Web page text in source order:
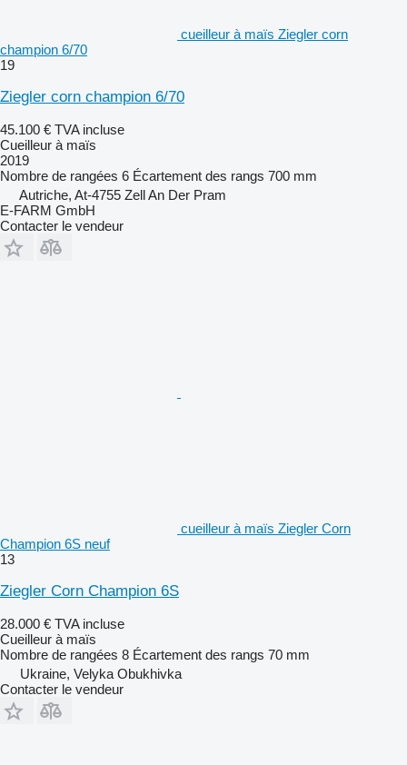
cueilleur à maïs Ziegler corn
champion 6/70
19
Ziegler corn champion 6/70
45.100 € TVA incluse
Cueilleur à maïs
2019
Nombre de rangées 6 Écartement des rangs 700 mm
Autriche, At-4755 Zell An Der Pram
E-FARM GmbH
Contacter le vendeur
cueilleur à maïs Ziegler Corn
Champion 6S neuf
13
Ziegler Corn Champion 6S
28.000 € TVA incluse
Cueilleur à maïs
Nombre de rangées 8 Écartement des rangs 70 mm
Ukraine, Velyka Obukhivka
Contacter le vendeur